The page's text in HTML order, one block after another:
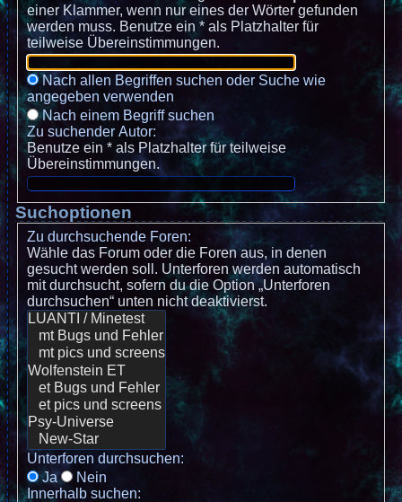
einer Klammer, wenn nur eines der Wörter gefunden
werden muss. Benutze ein * als Platzhalter für
teilweise Übereinstimmungen.
Nach allen Begriffen suchen oder Suche wie
angegeben verwenden
Nach einem Begriff suchen
Zu suchender Autor:
Benutze ein * als Platzhalter für teilweise
Übereinstimmungen.
Suchoptionen
Zu durchsuchende Foren:
Wähle das Forum oder die Foren aus, in denen
gesucht werden soll. Unterforen werden automatisch
mit durchsucht, sofern du die Option „Unterforen
durchsuchen“ unten nicht deaktivierst.
Unterforen durchsuchen:
Ja
Nein
Innerhalb suchen: